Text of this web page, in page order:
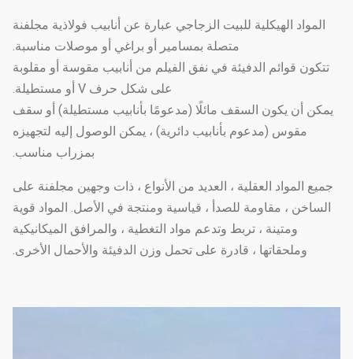
المواد الهيكلية للبيت الزجاجي عبارة عن أنابيب فولاذية مجلفنة
متصلة بمسامير أو براغي أو موصلات مناسبة.
تتكون قوائم الدفيئة في نفق الفيلم من أنابيب مقوسة أو مقلوبة
على شكل حرف V أو مستطيلة.
يمكن أن يكون السقف مائلًا (مدعومًا بأنابيب مستطيلة) أو سقف
مقوس (مدعوم بأنابيب دائرية) ، يمكن الوصول إليه لتجهيزه
بمزراب مناسب.
جميع المواد العقلية ، العديد من الأنواع ، ذات وجهين مجلفنة على
الساخن ، مقاومة للصدأ ، قياسية ومنتجة في الأصل. المواد قوية
ومتينة ، تربط وتدعم مواد التغطية ، والمرافق الميكانيكية
وملحقاتها ، قادرة على تحمل وزن الدفيئة والأحمال الأخرى.